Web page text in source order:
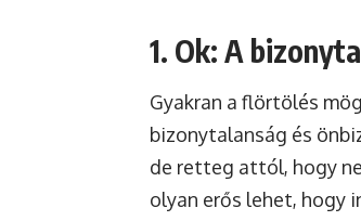
1. Ok: A
Gyakran a flörtölés
bizonytalanság és
de retteg attól, hogy
olyan erős lehet, hogy